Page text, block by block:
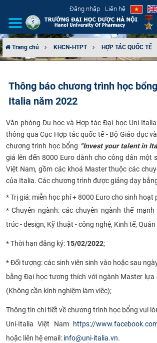
Đăng nhập Liên hệ
CƠ CẤU TỔ CHỨC
ĐÀO TẠO
ĐẢM BẢO CHẤT LƯỢNG
HTQT
CỰU NGƯỜI HỌC
Trang chủ KHCN-HTPT HỢP TÁC QUỐC TẾ
Thông báo chương trình học
Italia năm 2022
Văn phòng Du học và Hợp tác Đại học Uni
thông qua Cục Hợp tác quốc tế - Bộ Giáo dục
chương trình học bổng “Invest your talent in
giá lên đến 8000 Euro dành cho công dân một
Việt Nam, gồm các khoá Master thuộc các
của Italia. Các chương trình được giảng dạy
* Trị giá: miễn học phí + 8000 Euro cho sinh hoạt
* Chuyên ngành: các chuyên ngành thế
trúc - design, Kỹ thuật - công nghệ, Kinh tế,
* Thời hạn đăng ký: 15/02/2022;
* Đối tượng: các sinh viên sinh vào hoặc sau
bằng Đại học tương thích với ngành Master lựa
(Không cần kinh nghiệm làm việc);
Thông tin chi tiết về chương trình học bổng vui
Uni-Italia Việt Nam https://
hoặc liên hệ email: info@uni-italia.vn.